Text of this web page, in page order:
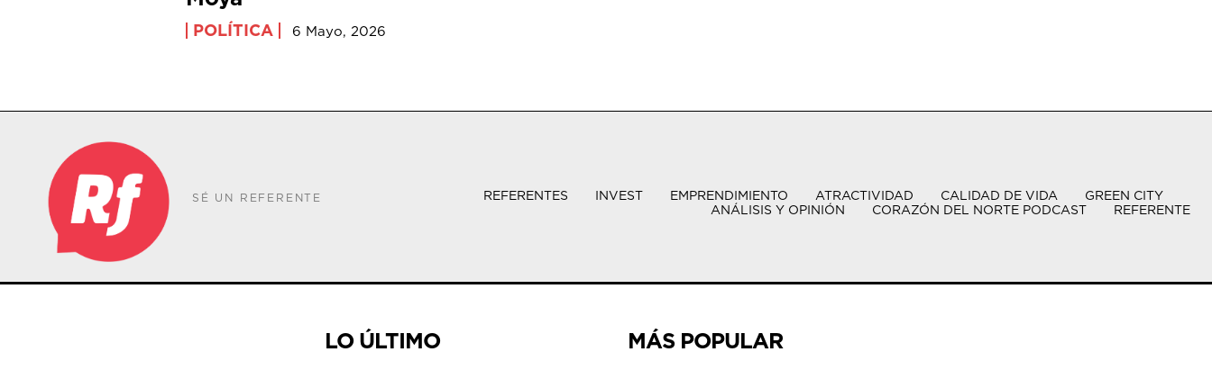
POLÍTICA 6 Mayo, 2026
SÉ UN REFERENTE REFERENTES INVEST EMPRENDIMIENTO ATRACTIVIDAD CALIDAD DE VIDA
GREEN CITY
ANÁLISIS Y OPINIÓN
CORAZÓN DEL NORTE PODCAST REFERENTE
LO ÚLTIMO MÁS POPULAR